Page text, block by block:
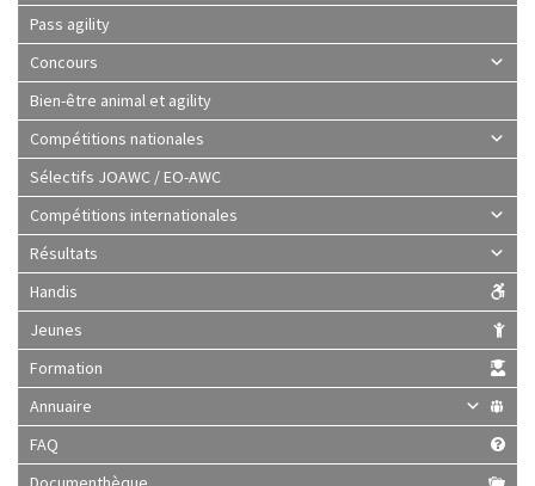
Pass agility
Concours
Bien-être animal et agility
Compétitions nationales
Sélectifs JOAWC / EO-AWC
Compétitions internationales
Résultats
Handis
Jeunes
Formation
Annuaire
FAQ